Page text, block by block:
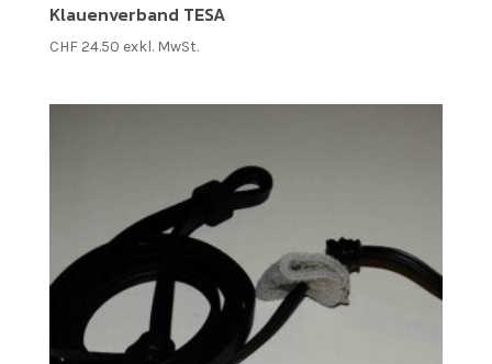
Klauenverband TESA
CHF24.50 exkl. MwSt.